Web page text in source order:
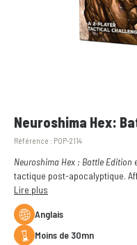
Neuroshima Hex:
Référence : POP-2114
Neuroshima Hex : Battle Edition
tactique post-apocalyptique.
armées uniques et profitez
des duels stratégiques
Lire plus
Anglais
moins de 30mn